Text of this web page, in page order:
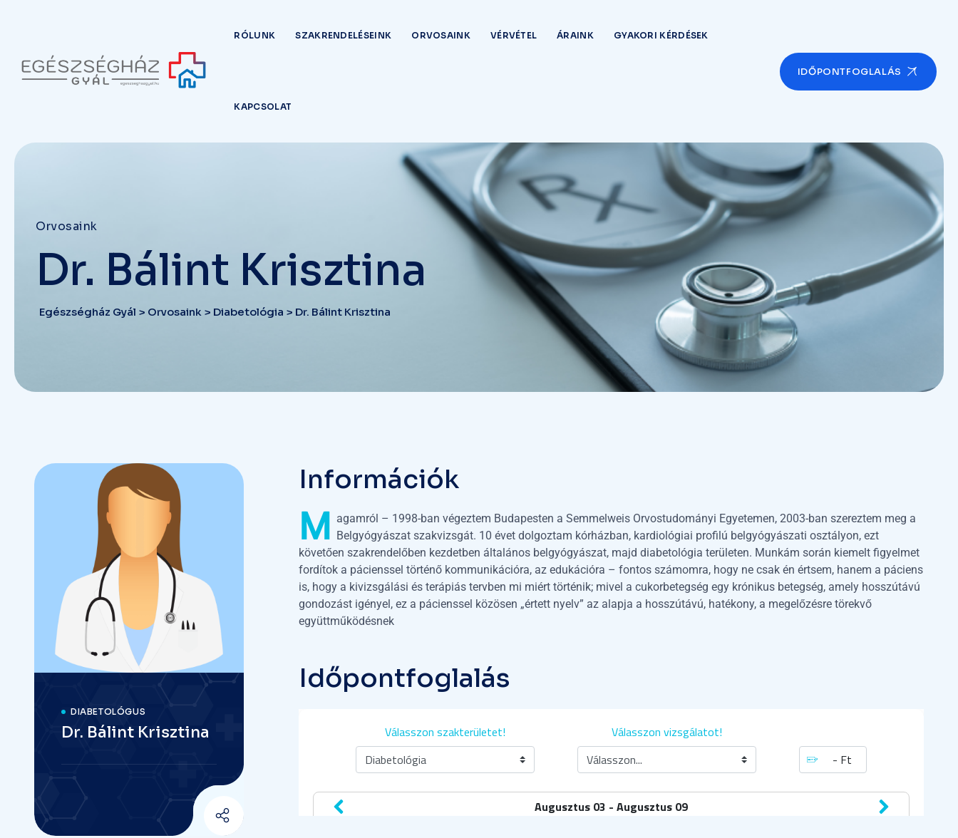
RÓLUNK SZAKRENDELÉSEINK ORVOSAINK VÉRVÉTEL ÁRAINK GYAKORI KÉRDÉSEK
KAPCSOLAT
IDŐPONTFOGLALÁS
Orvosaink
Dr. Bálint Krisztina
Egészségház Gyál > Orvosaink > Diabetológia > Dr. Bálint Krisztina
DIABETOLÓGUS
Dr. Bálint Krisztina
Információk
M
agamról – 1998-ban végeztem Budapesten a Semmelweis Orvostudományi Egyetemen, 2003-ban szereztem meg a
Belgyógyászat szakvizsgát. 10 évet dolgoztam kórházban, kardiológiai profilú belgyógyászati osztályon, ezt
követően szakrendelőben kezdetben általános belgyógyászat, majd diabetológia területen. Munkám során kiemelt figyelmet
fordítok a pácienssel történő kommunikációra, az edukációra – fontos számomra, hogy ne csak én értsem, hanem a páciens
is, hogy a kivizsgálási és terápiás tervben mi miért történik; mivel a cukorbetegség egy krónikus betegség, amely hosszútávú
gondozást igényel, ez a pácienssel közösen „értett nyelv” az alapja a hosszútávú, hatékony, a megelőzésre törekvő
együttműködésnek
Időpontfoglalás